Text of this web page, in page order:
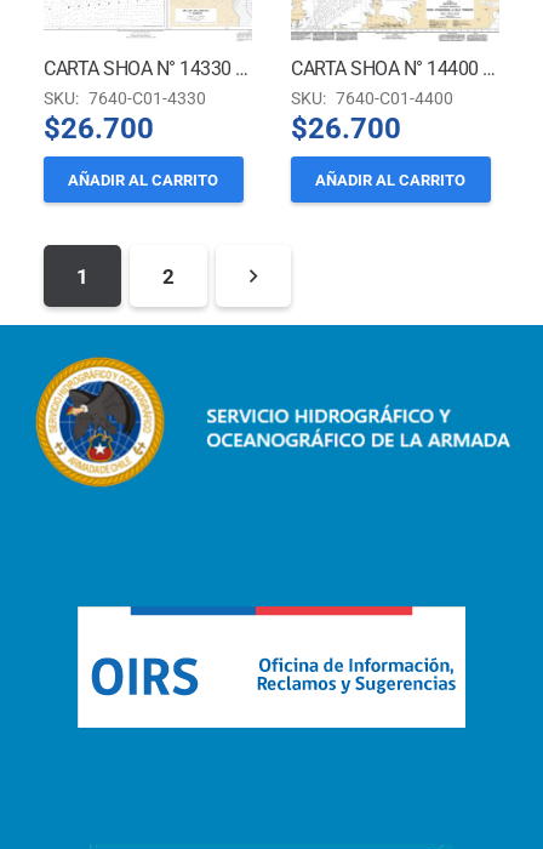
CARTA SHOA N° 14330 – TERRITORIO ANTÁRTICO CHILENO – ISLAS SHETLAND DEL SUR – ISLA DECEPCIÓN Y CALETA BALLENEROS
SKU: 7640-C01-4330
$26.700
AÑADIR AL CARRITO
CARTA SHOA N° 14400 (INT 9155) – ANTÁRTICA – ESTRECHO BRANSFIELD – RADA COVADONGA A ISLA TRINIDAD
SKU: 7640-C01-4400
$26.700
AÑADIR AL CARRITO
1 2